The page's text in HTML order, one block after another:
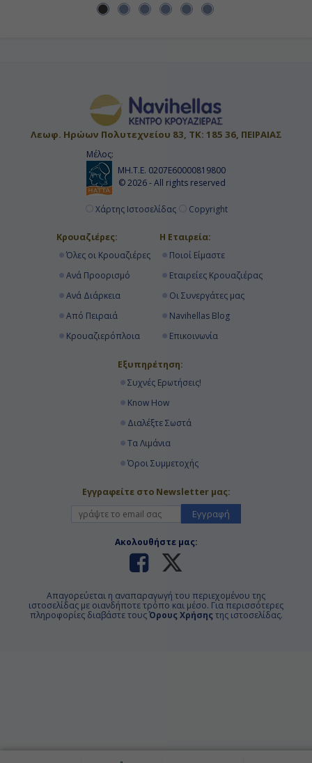
Λεωφ. Ηρώων Πολυτεχνείου 83, ΤΚ: 185 36, ΠΕΙΡΑΙΑΣ
Μέλος:
ΜΗ.Τ.Ε. 0207Ε60000819800
© 2026 - All rights reserved
Χάρτης Ιστοσελίδας Copyright
Κρουαζιέρες:
Όλες οι Κρουαζιέρες
Ανά Προορισμό
Ανά Διάρκεια
Από Πειραιά
Κρουαζιερόπλοια
Η Εταιρεία:
Ποιοί Είμαστε
Εταιρείες Κρουαζιέρας
Οι Συνεργάτες μας
Navihellas Blog
Επικοινωνία
Εξυπηρέτηση:
Συχνές Ερωτήσεις!
Know How
Διαλέξτε Σωστά
Τα Λιμάνια
Όροι Συμμετοχής
Εγγραφείτε στο Newsletter μας:
Εγγραφή
Ακολουθήστε μας:
Απαγορεύεται η αναπαραγωγή του περιεχομένου της
ιστοσελίδας με οιανδήποτε τρόπο και μέσο. Για περισσότερες
πληροφορίες διαβάστε τουςΌρους Χρήσης της ιστοσελίδας.